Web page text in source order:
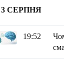
3 СЕРПНЯ
19:52